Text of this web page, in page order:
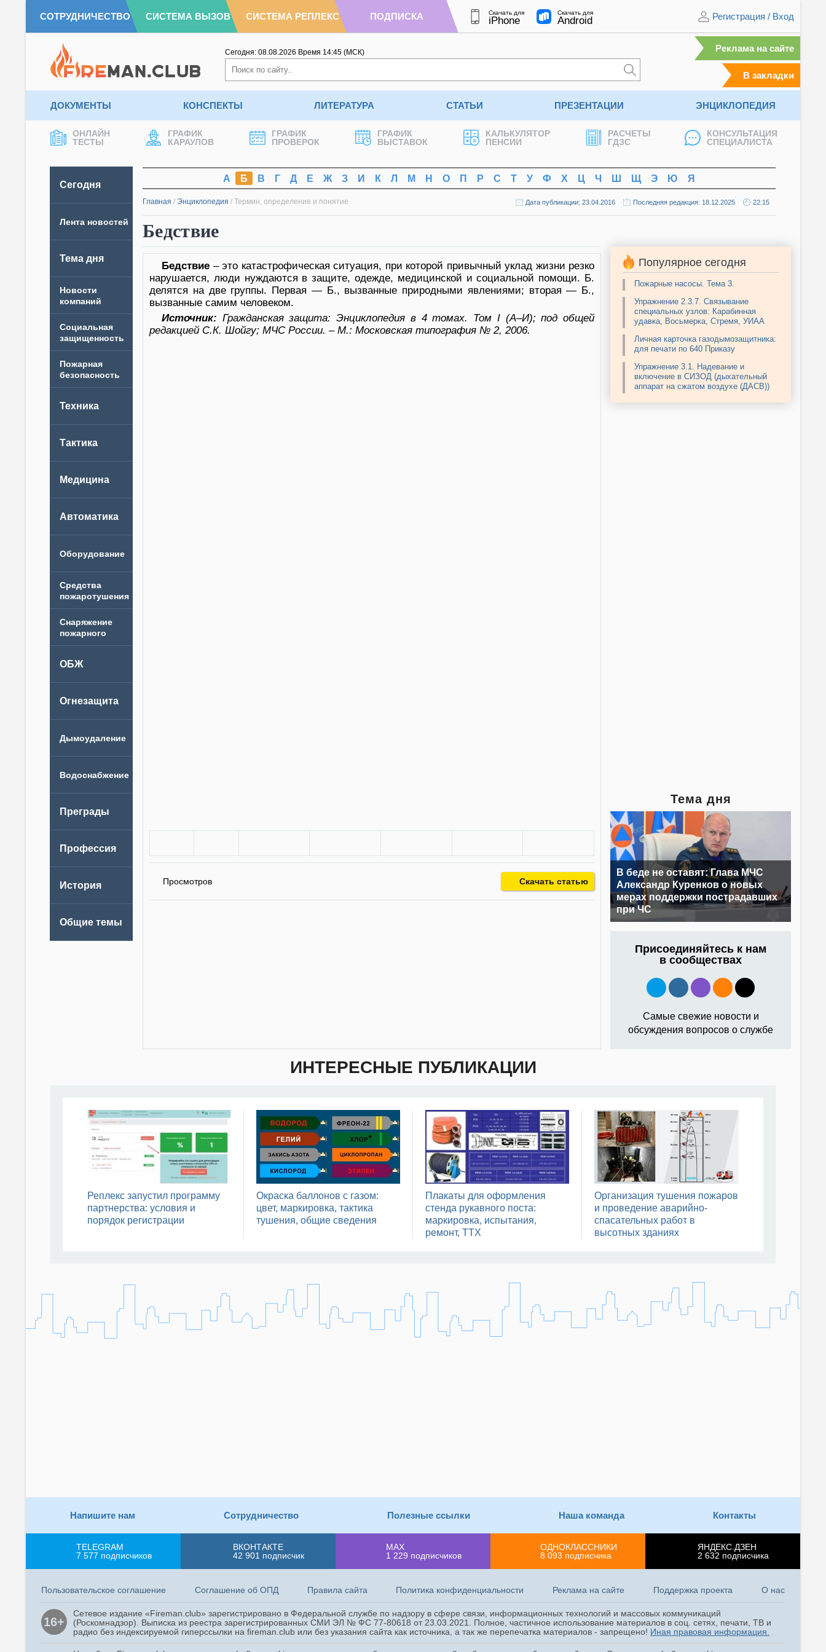
СОТРУДНИЧЕСТВО СИСТЕМА ВЫЗОВ СИСТЕМА РЕПЛЕКС ПОДПИСКА Скачать для
iPhone
Скачать для
Android Регистрация / Вход
Сегодня: 08.08.2026 Время 14:45 (МСК) Реклама на сайте
В закладки
ДОКУМЕНТЫ КОНСПЕКТЫ ЛИТЕРАТУРА СТАТЬИ ПРЕЗЕНТАЦИИ ЭНЦИКЛОПЕДИЯ
ОНЛАЙН
ТЕСТЫ
ГРАФИК
КАРАУЛОВ
ГРАФИК
ПРОВЕРОК
ГРАФИК
ВЫСТАВОК
КАЛЬКУЛЯТОР
ПЕНСИИ
РАСЧЕТЫ
ГДЗС
КОНСУЛЬТАЦИЯ
СПЕЦИАЛИСТА
Сегодня
Лента новостей
Тема дня
Новости
компаний
А Б В Г Д Е Ж З И К Л М Н О П Р С Т У Ф Х Ц Ч Ш Щ Э Ю Я
Главная / Энциклопедия / Термин, определение и понятие Дата публикации: 23.04.2016 Последняя редакция: 18.12.2025 22:15
Бедствие
Бедствие – это катастрофическая ситуация, при которой привычный уклад жизни резко
нарушается, люди нуждаются в защите, одежде, медицинской и социальной помощи. Б.
делятся на две группы. Первая — Б., вызванные природными явлениями; вторая — Б.,
вызванные самим человеком.
Источник: Гражданская защита: Энциклопедия в 4 томах. Том I (А–И); под общей
редакцией С.К. Шойгу; МЧС России. – М.: Московская типография № 2, 2006.
Просмотров Скачать статью
Популярное сегодня
Пожарные насосы. Тема 3.
Упражнение 2.3.7. Связывание
специальных узлов: Карабинная
удавка, Восьмерка, Стремя, УИАА
Личная карточка газодымозащитника:
для печати по 640 Приказу
Упражнение 3.1. Надевание и
включение в СИЗОД (дыхательный
аппарат на сжатом воздухе (ДАСВ))
Тема дня
В беде не оставят: Глава МЧС
Александр Куренков о новых
мерах поддержки пострадавших
при ЧС
Присоединяйтесь к нам
в сообществах
Самые свежие новости и
обсуждения вопросов о службе
ИНТЕРЕСНЫЕ ПУБЛИКАЦИИ
Реплекс запустил программу
партнерства: условия и
порядок регистрации
Окраска баллонов с газом:
цвет, маркировка, тактика
тушения, общие сведения
Плакаты для оформления
стенда рукавного поста:
маркировка, испытания,
ремонт, ТТХ
Организация тушения пожаров
и проведение аварийно-
спасательных работ в
высотных зданиях
Напишите нам Сотрудничество Полезные ссылки Наша команда Контакты
TELEGRAM
7 577 подписчиков
ВКОНТАКТЕ
42 901 подписчик
MAX
1 229 подписчиков
ОДНОКЛАССНИКИ
8 093 подписчика
ЯНДЕКС.ДЗЕН
2 632 подписчика
Пользовательское соглашение Соглашение об ОПД Правила сайта Политика конфиденциальности Реклама на сайте Поддержка проекта О нас
16+
Сетевое издание «Fireman.club» зарегистрировано в Федеральной службе по надзору в сфере связи, информационных технологий и массовых коммуникаций
(Роскомнадзор). Выписка из реестра зарегистрированных СМИ ЭЛ № ФС 77-80618 от 23.03.2021. Полное, частичное использование материалов в соц. сетях, печати, ТВ и
радио без индексируемой гиперссылки на fireman.club или без указания сайта как источника, а так же перепечатка материалов - запрещено! Иная правовая информация.